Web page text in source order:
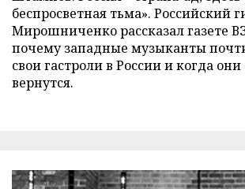
беспросветная тьма». Российский
Мирошниченко рассказал газете
почему западные музыканты
свои гастроли в России и когда они
вернутся.